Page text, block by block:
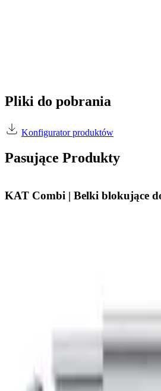
Pliki do pobrania
Konfigurator produktów
Pasujące Produkty
KAT Combi | Belki blokujące